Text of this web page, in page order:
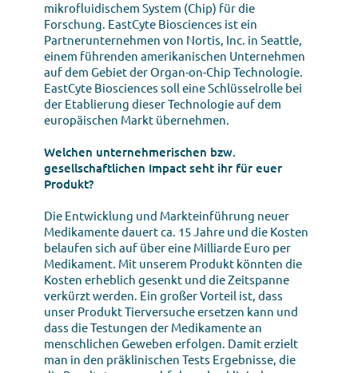
mikrofluidischem System (Chip) für die
Forschung. EastCyte Biosciences ist ein
Partnerunternehmen von Nortis, Inc. in Seattle,
einem führenden amerikanischen Unternehmen
auf dem Gebiet der Organ-on-Chip Technologie.
EastCyte Biosciences soll eine Schlüsselrolle bei
der Etablierung dieser Technologie auf dem
europäischen Markt übernehmen.
Welchen unternehmerischen bzw.
gesellschaftlichen Impact seht ihr für euer
Produkt?
Die Entwicklung und Markteinführung neuer
Medikamente dauert ca. 15 Jahre und die Kosten
belaufen sich auf über eine Milliarde Euro per
Medikament. Mit unserem Produkt könnten die
Kosten erheblich gesenkt und die Zeitspanne
verkürzt werden. Ein großer Vorteil ist, dass
unser Produkt Tierversuche ersetzen kann und
dass die Testungen der Medikamente an
menschlichen Geweben erfolgen. Damit erzielt
man in den präklinischen Tests Ergebnisse, die